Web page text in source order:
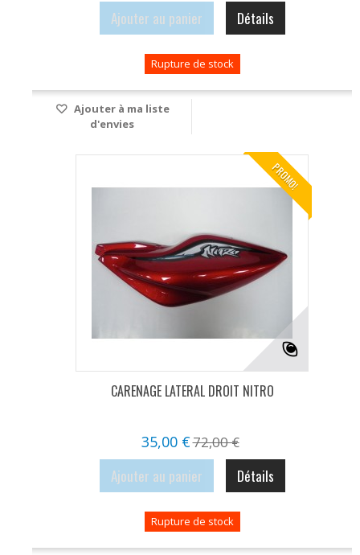
Ajouter au panier Détails
Rupture de stock
Ajouter à ma liste
d'envies
PROMO!
CARENAGE LATERAL DROIT NITRO
35,00 €72,00 €
Ajouter au panier Détails
Rupture de stock